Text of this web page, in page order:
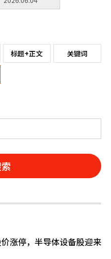
标题+正文 关键词
涨停，半导体设备股迎来